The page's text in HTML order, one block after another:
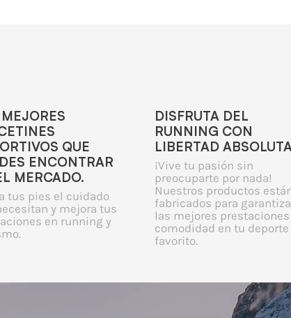
QUE
ENCONTRAR
MERCADO.
tus pies el cuidado
y mejora tus
en running y
DISFRUTA DEL
RUNNING CON
LIBERTAD
¡Vive tu pasión sin
preocuparte por nada!
Nuestros productos
fabricados para
las mejores prestaciones
comodidad en tu deporte
favorito.